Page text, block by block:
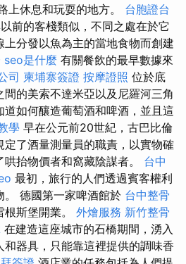
上休息和玩耍的地方。 台胞證台
前的客棧類似，不同之處在於它
分發以魚為主的當地食物而創建
seo是什麼 有關餐飲的最早數據來
司 柬埔寨簽證 按摩證照 位於底
的美索不達米亞以及尼羅河三角
如何釀造葡萄酒和啤酒，並且這
學 早在公元前20世紀，古巴比倫
了酒量測量員的職責，以實物確
抬物價者和窩藏陰謀者。 台中
最初，旅行的人們透過賓客權利
。 德國第一家啤酒館於 台中整骨
根斯堡開業。 外燴服務 新竹整骨
在建造這座城市的石橋期間，湧入
器具，只能靠這裡提供的調味香